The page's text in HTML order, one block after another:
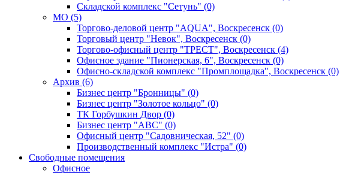
Складской комплекс "Сетунь" (0)
MO (5)
Торгово-деловой центр "AQUA", Воскресенск (0)
Торговый центр "Невок", Воскресенск (0)
Торгово-офисный центр "ТРЕСТ", Воскресенск (4)
Офисное здание "Пионерская, 6", Воскресенск (0)
Офисно-складской комплекс "Промплощадка", Воскресенск (0)
Архив (6)
Бизнес центр "Бронницы" (0)
Бизнес центр "Золотое кольцо" (0)
ТК Горбушкин Двор (0)
Бизнес центр "АВС" (0)
Офисный центр "Садовническая, 52" (0)
Производственный комплекс "Истра" (0)
Свободные помещения
Офисное